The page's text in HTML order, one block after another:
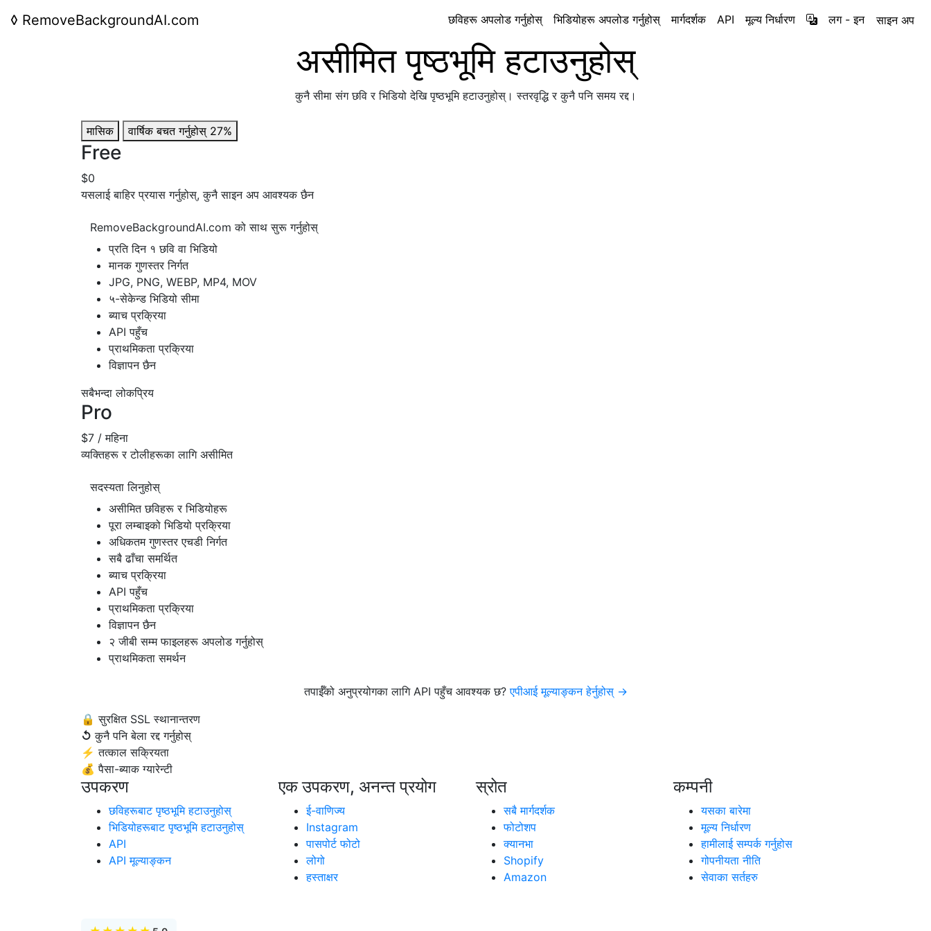
◊ RemoveBackgroundAI.com छविहरू अपलोड गर्नुहोस् भिडियोहरू अपलोड गर्नुहोस् मार्गदर्शक API मूल्य निर्धारण लग - इन साइन अप
असीमित पृष्ठभूमि हटाउनुहोस्
कुनै सीमा संग छवि र भिडियो देखि पृष्ठभूमि हटाउनुहोस्। स्तरवृद्धि र कुनै पनि समय रद्द।
मासिक वार्षिकबचत गर्नुहोस् 27%
Free
$0
यसलाई बाहिर प्रयास गर्नुहोस्, कुनै साइन अप आवश्यक छैन
RemoveBackgroundAI.com को साथ सुरू गर्नुहोस्
प्रति दिन १ छवि वा भिडियो
मानक गुणस्तर निर्गत
JPG, PNG, WEBP, MP4, MOV
५-सेकेन्ड भिडियो सीमा
ब्याच प्रक्रिया
API पहुँच
प्राथमिकता प्रक्रिया
विज्ञापन छैन
सबैभन्दा लोकप्रिय
Pro
$7 / महिना
व्यक्तिहरू र टोलीहरूका लागि असीमित
सदस्यता लिनुहोस्
असीमित छविहरू र भिडियोहरू
पूरा लम्बाइको भिडियो प्रक्रिया
अधिकतम गुणस्तर एचडी निर्गत
सबै ढाँचा समर्थित
ब्याच प्रक्रिया
API पहुँच
प्राथमिकता प्रक्रिया
विज्ञापन छैन
२ जीबी सम्म फाइलहरू अपलोड गर्नुहोस्
प्राथमिकता समर्थन
तपाईँको अनुप्रयोगका लागि API पहुँच आवश्यक छ?एपीआई मूल्याङ्कन हेर्नुहोस् →
🔒 सुरक्षित SSL स्थानान्तरण
↺ कुनै पनि बेला रद्द गर्नुहोस्
⚡ तत्काल सक्रियता
💰 पैसा-ब्याक ग्यारेन्टी
उपकरण
छविहरूबाट पृष्ठभूमि हटाउनुहोस्
भिडियोहरूबाट पृष्ठभूमि हटाउनुहोस्
API
API मूल्याङ्कन
एक उपकरण, अनन्त प्रयोग
ई-वाणिज्य
Instagram
पासपोर्ट फोटो
लोगो
हस्ताक्षर
स्रोत
सबै मार्गदर्शक
फोटोशप
क्यानभा
Shopify
Amazon
कम्पनी
यसका बारेमा
मूल्य निर्धारण
हामीलाई सम्पर्क गर्नुहोस
गोपनीयता नीति
सेवाका सर्तहरु